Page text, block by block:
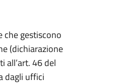
che gestiscono
(dichiarazione
all’art. 46 del
dagli uffici